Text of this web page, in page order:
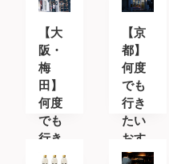
タン
ド
【大
阪・
梅
田】
何度
でも
行き
たい
【京
都】
何度
でも
行き
たい
おす
すめ